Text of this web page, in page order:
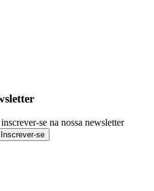
se na nossa newsletter
Inscrever-se